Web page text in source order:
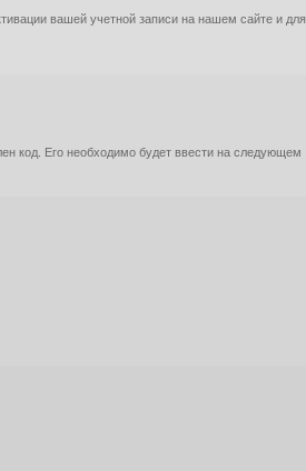
вашей учетной записи на нашем сайте и для
код. Его необходимо будет ввести на следующем